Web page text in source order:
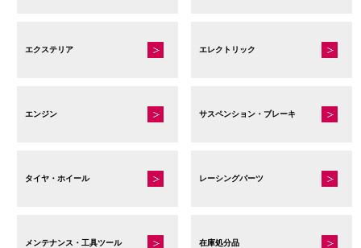
選
き
エクステリア エレクトリック
エンジン サスペンション・ブレーキ
タイヤ・ホイール レーシングパーツ
メンテナンス・工具ツール 在庫処分品